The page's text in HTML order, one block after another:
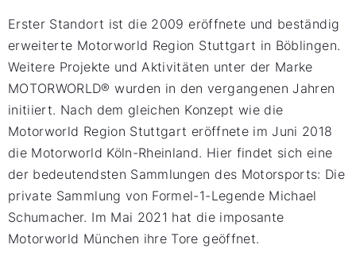
Erster Standort ist die 2009 eröffnete und beständig
erweiterte Motorworld Region Stuttgart in Böblingen.
Weitere Projekte und Aktivitäten unter der Marke
MOTORWORLD® wurden in den vergangenen Jahren
initiiert. Nach dem gleichen Konzept wie die
Motorworld Region Stuttgart eröffnete im Juni 2018
die Motorworld Köln-Rheinland. Hier findet sich eine
der bedeutendsten Sammlungen des Motorsports: Die
private Sammlung von Formel-1-Legende Michael
Schumacher. Im Mai 2021 hat die imposante
Motorworld München ihre Tore geöffnet.